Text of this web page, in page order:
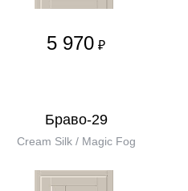
5 970 ₽
Браво-29
Cream Silk / Magic Fog